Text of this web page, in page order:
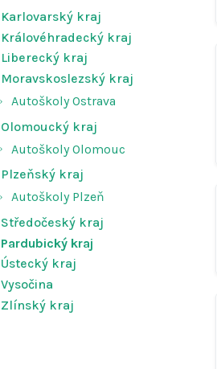
Karlovarský kraj
Královéhradecký kraj
Liberecký kraj
Moravskoslezský kraj
Autoškoly Ostrava
Olomoucký kraj
Autoškoly Olomouc
Plzeňský kraj
Autoškoly Plzeň
Středočeský kraj
Pardubický kraj
Ústecký kraj
Vysočina
Zlínský kraj